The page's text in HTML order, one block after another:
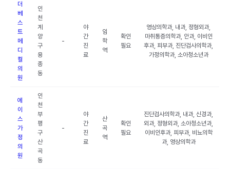
더
베
스
트
메
디
컬
의
원
인
천
계
양
구
용
종
동
-
야
간
진
료
임
학
역
확인
필요
영상의학과, 내과, 정형외과,
마취통증의학과, 안과, 이비인
후과, 피부과, 진단검사의학과,
가정의학과, 소아청소년과
에
이
스
가
정
의
원
인
천
부
평
구
산
곡
동
-
야
간
진
료
산
곡
역
확인
필요
진단검사의학과, 내과, 신경과,
외과, 정형외과, 소아청소년과,
이비인후과, 피부과, 비뇨의학
과, 영상의학과